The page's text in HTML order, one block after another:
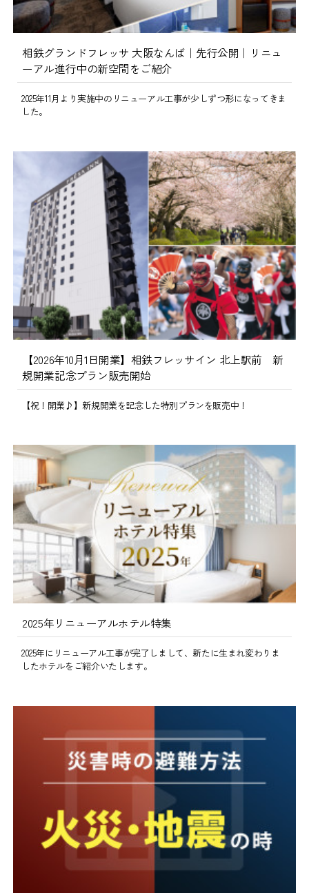
相鉄グランドフレッサ 大阪なんば｜先行公開｜リニュ
ーアル進行中の新空間をご紹介
2025年11月より実施中のリニューアル工事が少しずつ形になってきま
した。
【2026年10月1日開業】相鉄フレッサイン 北上駅前 新
規開業記念プラン販売開始
【祝！開業♪】新規開業を記念した特別プランを販売中！
2025年リニューアルホテル特集
2025年にリニューアル工事が完了しまして、新たに生まれ変わりま
したホテルをご紹介いたします。